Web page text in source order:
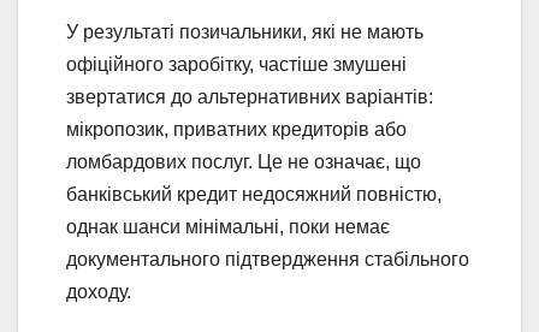
У результаті позичальники, які не мають
офіційного заробітку, частіше змушені
звертатися до альтернативних варіантів:
мікропозик, приватних кредиторів або
ломбардових послуг. Це не означає, що
банківський кредит недосяжний повністю,
однак шанси мінімальні, поки немає
документального підтвердження стабільного
доходу.